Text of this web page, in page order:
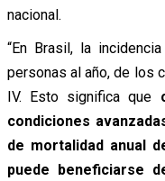
nacional.
“En Brasil, la
personas al año, de los
IV. Esto significa que
condiciones
de mortalidad anual
puede beneficiarse